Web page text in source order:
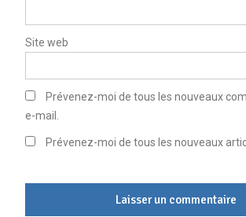
Site web
Prévenez-moi de tous les nouveaux
e-mail.
Prévenez-moi de tous les nouveaux